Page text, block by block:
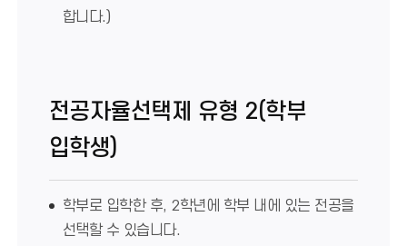
합니다.)
전공자율선택제 유형 2(학부
입학생)
학부로 입학한 후, 2학년에 학부 내에 있는 전공을
선택할 수 있습니다.